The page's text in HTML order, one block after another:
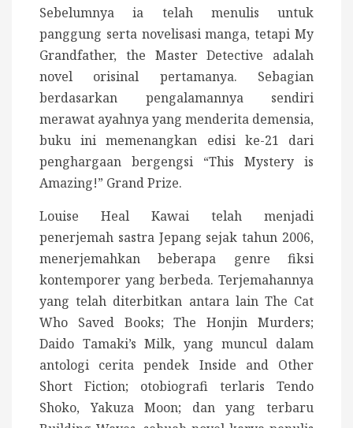
Sebelumnya ia telah menulis untuk
panggung serta novelisasi manga, tetapi My
Grandfather, the Master Detective adalah
novel orisinal pertamanya. Sebagian
berdasarkan pengalamannya sendiri
merawat ayahnya yang menderita demensia,
buku ini memenangkan edisi ke-21 dari
penghargaan bergengsi “This Mystery is
Amazing!” Grand Prize.
Louise Heal Kawai telah menjadi
penerjemah sastra Jepang sejak tahun 2006,
menerjemahkan beberapa genre fiksi
kontemporer yang berbeda. Terjemahannya
yang telah diterbitkan antara lain The Cat
Who Saved Books; The Honjin Murders;
Daido Tamaki’s Milk, yang muncul dalam
antologi cerita pendek Inside and Other
Short Fiction; otobiografi terlaris Tendo
Shoko, Yakuza Moon; dan yang terbaru